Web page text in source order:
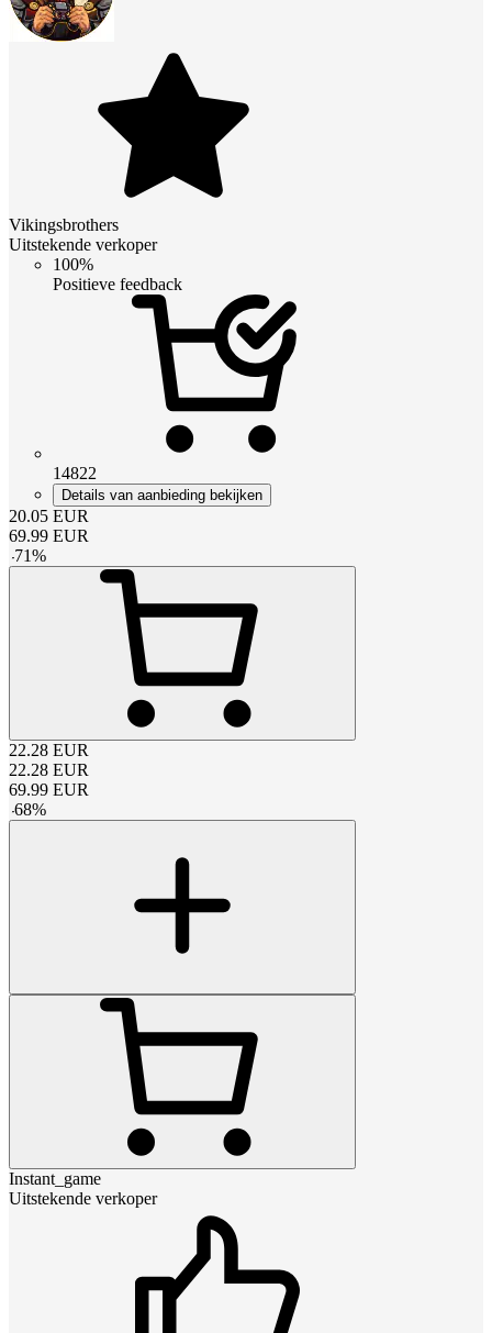
Vikingsbrothers
Uitstekende verkoper
100%
Positieve feedback
14822
Details van aanbieding bekijken
20.05 EUR
69.99 EUR
-71%
22.28 EUR
22.28 EUR
69.99 EUR
-68%
Instant_game
Uitstekende verkoper